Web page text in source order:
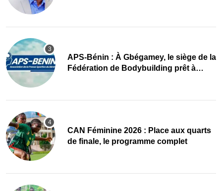
APS-Bénin : À Gbégamey, le siège de la
Fédération de Bodybuilding prêt à
CAN Féminine 2026 : Place aux quarts
de finale, le programme complet